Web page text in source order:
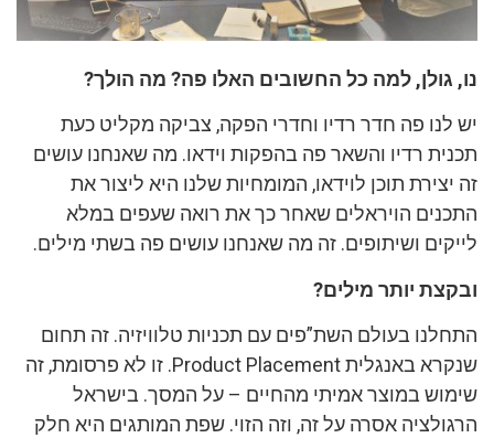
נו, גולן, למה כל החשובים האלו פה? מה הולך?
יש לנו פה חדר רדיו וחדרי הפקה, צביקה מקליט כעת
תכנית רדיו והשאר פה בהפקות וידאו. מה שאנחנו עושים
זה יצירת תוכן לוידאו, המומחיות שלנו היא ליצור את
התכנים הויראלים שאחר כך את רואה שעפים במלא
לייקים ושיתופים. זה מה שאנחנו עושים פה בשתי מילים.
ובקצת יותר מילים?
התחלנו בעולם השת”פים עם תכניות טלוויזיה. זה תחום
שנקרא באנגלית Product Placement. זו לא פרסומת, זה
שימוש במוצר אמיתי מהחיים – על המסך. בישראל
הרגולציה אסרה על זה, וזה הזוי. שפת המותגים היא חלק